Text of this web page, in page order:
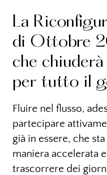
La
di Ottobre
che
per tutto il
Fluire nel flusso,
partecipare
già in essere, che
maniera accelerata
trascorrere dei